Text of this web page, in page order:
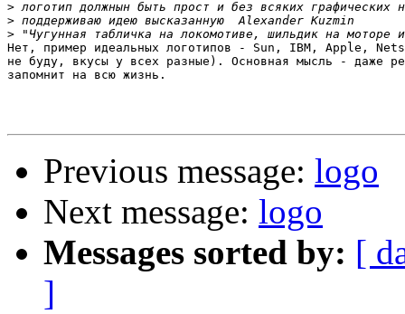
>
>
>
Нет, пример идеальных логотипов - Sun, IBM, Apple,
не буду, вкусы у всех разные). Основная мысль - даже
запомнит на всю жизнь.
Previous message: logo
Next message: logo
Messages sorted by: [
]